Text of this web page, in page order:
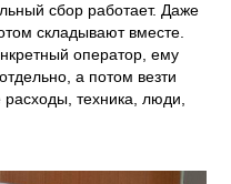
сбор работает. Даже
складывают вместе.
оператор, ему
а потом везти
техника, люди,